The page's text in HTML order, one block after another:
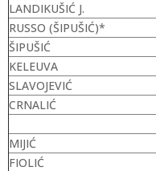
LANDIKUŠIĆ J.
RUSSO (ŠIPUŠIĆ)*
ŠIPUŠIĆ
KELEUVA
SLAVOJEVIĆ
CRNALIĆ
MIJIĆ
FIOLIĆ